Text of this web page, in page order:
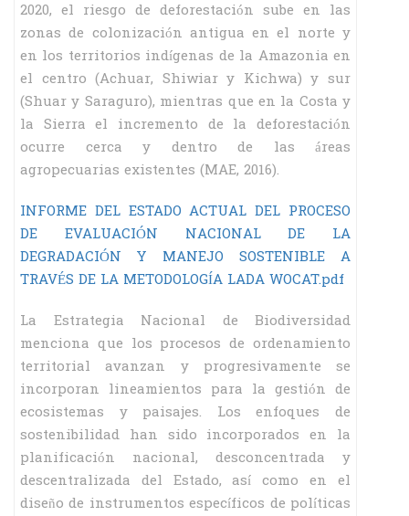
2020, el riesgo de deforestación sube en las
zonas de colonización antigua en el norte y
en los territorios indígenas de la Amazonia en
el centro (Achuar, Shiwiar y Kichwa) y sur
(Shuar y Saraguro), mientras que en la Costa y
la Sierra el incremento de la deforestación
ocurre cerca y dentro de las áreas
agropecuarias existentes (MAE, 2016).
INFORME DEL ESTADO ACTUAL DEL PROCESO
DE EVALUACIÓN NACIONAL DE LA
DEGRADACIÓN Y MANEJO SOSTENIBLE A
TRAVÉS DE LA METODOLOGÍA LADA WOCAT.pdf
La Estrategia Nacional de Biodiversidad
menciona que los procesos de ordenamiento
territorial avanzan y progresivamente se
incorporan lineamientos para la gestión de
ecosistemas y paisajes. Los enfoques de
sostenibilidad han sido incorporados en la
planificación nacional, desconcentrada y
descentralizada del Estado, así como en el
diseño de instrumentos específicos de políticas